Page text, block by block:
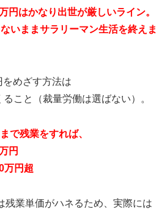
円はかなり出世が厳しいライン。
いままサラリーマン生活を終えま
めざす方法は
こと（裁量労働は選ばない）。
で残業をすれば、
円
万円超
残業単価がハネるため、実際には